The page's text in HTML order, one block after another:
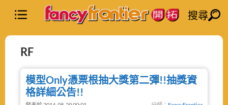
搜尋
RF
模型Only憑票根抽大獎第二彈!!抽獎資
格詳細公告!!